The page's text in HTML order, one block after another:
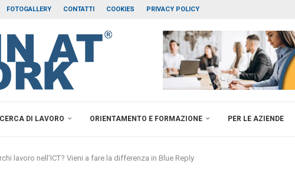
FOTOGALLERY CONTATTI COOKIES PRIVACY POLICY
DI LAVORO ORIENTAMENTO E FORMAZIONE PER LE AZIENDE
lavoro nell’ICT? Vieni a fare la differenza in Blue Reply